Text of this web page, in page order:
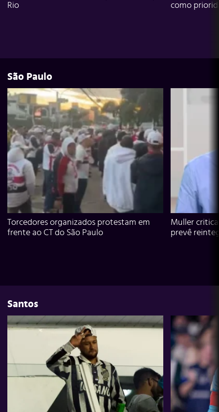
Rio
como
São Paulo
Torcedores organizados protestam em
frente ao CT do São Paulo
Muller
prevê
Santos